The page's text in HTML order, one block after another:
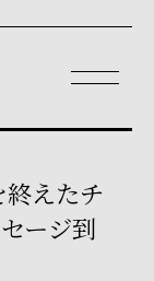
終えたチ
ージ到